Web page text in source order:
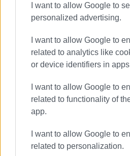
I want to allow Google to
personalized advertising.
I want to allow Google to
related to analytics like
or device identifiers in
I want to allow Google to
related to functionality of
app.
I want to allow Google to
related to personalization.
τιμές
ΣΧΕΤΙΚA AΡΘΡΑ
Το
ως νέα